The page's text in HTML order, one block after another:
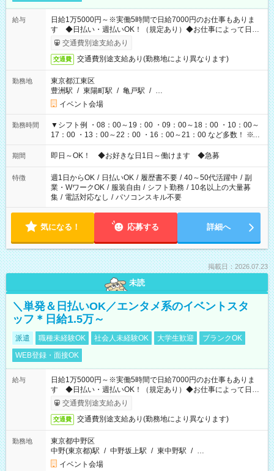
給与
日給1万5000円～※実働5時間で日給7000円のお仕事もありま
す ◆日払い・週払いOK！（規定あり）◆お仕事によって日給
も異なります
交通費別途支給あり
交通費 交通費別途支給あり(勤務地により異なります)
勤務地
東京都江東区
豊洲駅 / 東陽町駅 / 亀戸駅 / …
イベント会場
勤務時間
▼シフト例 ・08：00～19：00 ・09：00～18：00 ・10：00～
17：00 ・13：00～22：00 ・16：00～21：00 など多数！ ※お
仕事により勤務時間が異なります
期間 即日～OK！ ◆お好きな日1日～働けます ◆急募
特徴 週1日からOK / 日払いOK / 履歴書不要 / 40～50代活躍中 / 副
業・WワークOK / 服装自由 / シフト勤務 / 10名以上の大量募
集 / 電話対応なし / パソコンスキル不要
気になる！ 応募する 詳細へ
掲載日：2026.07.23
未読
＼単発＆日払いOK／エンタメ系のイベントスタ
ッフ＊日給1.5万～
派遣 職種未経験OK 社会人未経験OK 大学生歓迎
ブランクOK
WEB登録・面接OK
給与
日給1万5000円～※実働5時間で日給7000円のお仕事もありま
す ◆日払い・週払いOK！（規定あり）◆お仕事によって日給
も異なります
交通費別途支給あり
交通費 交通費別途支給あり(勤務地により異なります)
勤務地
東京都中野区
中野(東京都)駅 / 中野坂上駅 / 東中野駅 / …
イベント会場